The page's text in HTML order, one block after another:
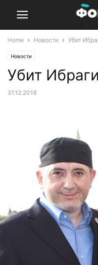
Home Новости Убит
Новости
Убит
31.12.2018